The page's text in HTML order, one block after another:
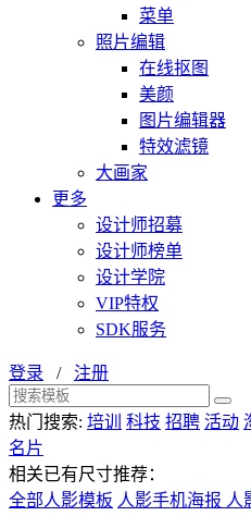
菜单
照片编辑
在线抠图
美颜
图片编辑器
特效滤镜
大画家
更多
设计师招募
设计师榜单
设计学院
VIP特权
SDK服务
登录 / 注册
热门搜索: 培训 科技 招聘 活动
名片
相关已有尺寸推荐：
全部人影模板 人影手机海报 人